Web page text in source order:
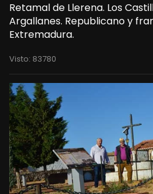
Retamal de Llerena. Los
Argallanes. Republicano y
Extremadura.
Visto: 83780